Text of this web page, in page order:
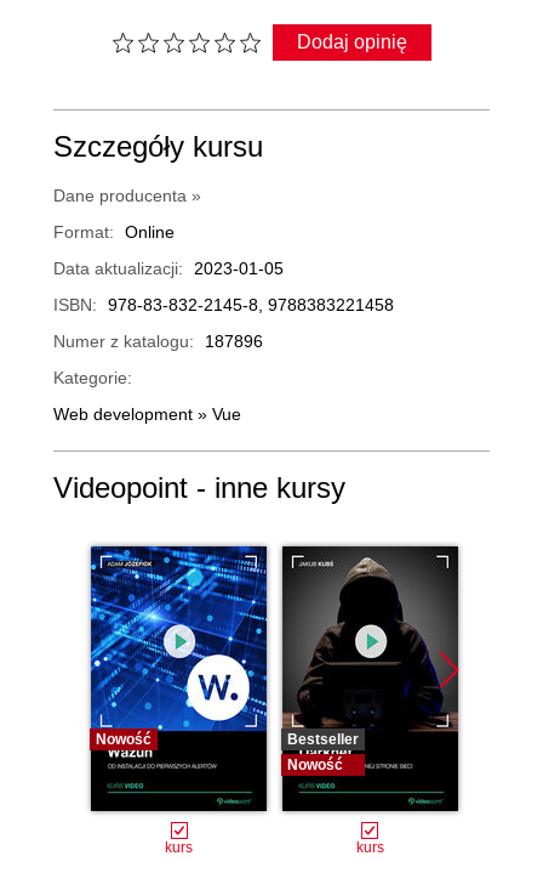
Dodaj opinię
Szczegóły kursu
Dane producenta »
Format:
Online
Data aktualizacji:
2023-01-05
ISBN:
978-83-832-2145-8, 9788383221458
Numer z katalogu:
187896
Kategorie:
Web development » Vue
Videopoint - inne kursy
Nowość
kurs
Bestseller
Nowość
kurs